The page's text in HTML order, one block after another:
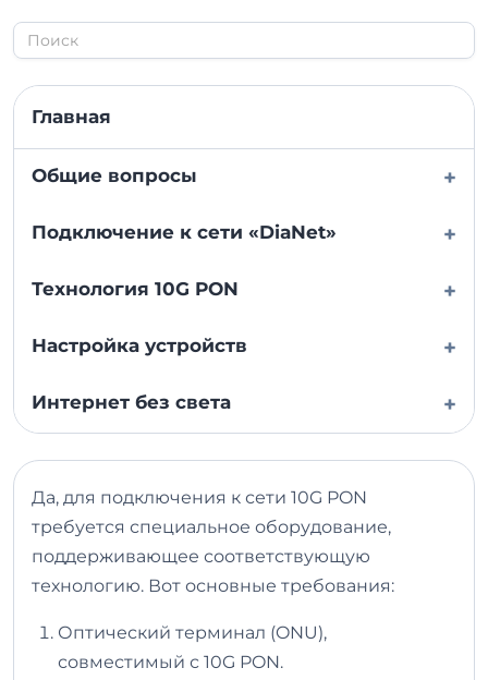
Главная
Общие вопросы +
Подключение к сети «DiaNet» +
Технология 10G PON +
Настройка устройств +
Интернет без света +
Да, для подключения к сети 10G PON
требуется специальное оборудование,
поддерживающее соответствующую
технологию. Вот основные требования:
Оптический терминал (ONU),
совместимый с 10G PON.